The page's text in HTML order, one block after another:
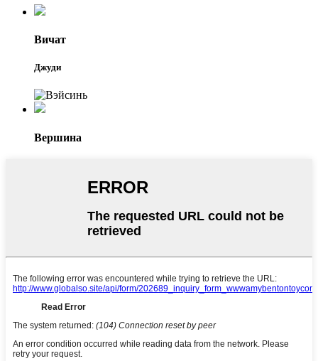
Вичат
Джуди
Вершина